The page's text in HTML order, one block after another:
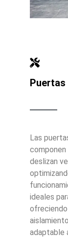
Puertas
Las
deslizan
ideales
adaptable